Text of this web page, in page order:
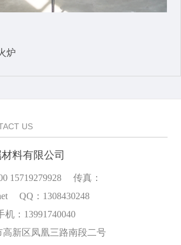
炉
US
料有限公司
15719279928 传真：
QQ：1308430248
：13991740040
新区凤凰三路南段二号